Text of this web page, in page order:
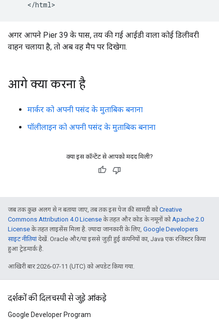
अगर आपने Pier 39 के पास, तय की गई आईडी वाला कोई डिलीवरी
वाहन चलाया है, तो अब वह मैप पर दिखेगा.
आगे क्या करना है
मार्कर को अपनी पसंद के मुताबिक बनाना
पॉलीलाइन को अपनी पसंद के मुताबिक बनाना
क्या इस कॉन्टेंट से आपको मदद मिली?
जब तक कुछ अलग से न बताया जाए, तब तक इस पेज की सामग्री कोCreative
Commons Attribution 4.0 License के तहत और कोड के नमूनों कोApache 2.0
License के तहत लाइसेंस मिला है. ज़्यादा जानकारी के लिए, Google Developers
साइट नीतियांदेखें. Oracle और/या इससे जुड़ी हुई कंपनियों का, Java एक रजिस्टर किया
हुआ ट्रेडमार्क है.
आखिरी बार 2026-07-11 (UTC) को अपडेट किया गया.
दर्शकों की दिलचस्पी से जुड़े आंकड़े
Google Developer Program